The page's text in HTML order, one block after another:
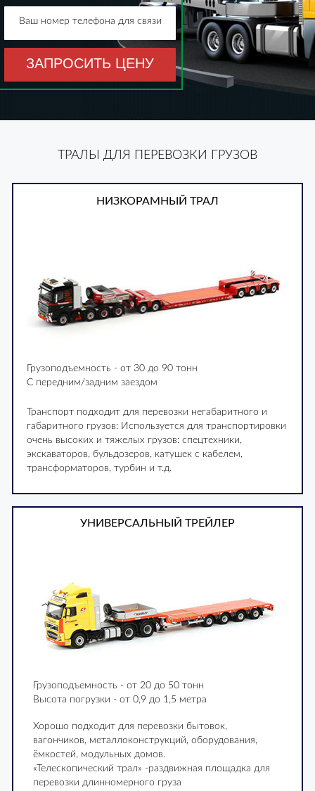
ЗАПРОСИТЬ ЦЕНУ
Ваш номер телефона для связи
ТРАЛЫ ДЛЯ ПЕРЕВОЗКИ ГРУЗОВ
НИЗКОРАМНЫЙ ТРАЛ
Грузоподъемность - от 30 до 90 тонн
С передним/задним заездом
Транспорт подходит для перевозки негабаритного и
габаритного грузов: Используется для транспортировки
очень высоких и тяжелых грузов: спецтехники,
экскаваторов, бульдозеров, катушек с кабелем,
трансформаторов, турбин и т.д.
УНИВЕРСАЛЬНЫЙ ТРЕЙЛЕР
Грузоподъемность - от 20 до 50 тонн
Высота погрузки - от 0,9 до 1,5 метра
Хорошо подходит для перевозки бытовок,
вагончиков, металлоконструкций, оборудования,
ёмкостей, модульных домов.
«Телескопический трал» -раздвижная площадка для
перевозки длинномерного груза